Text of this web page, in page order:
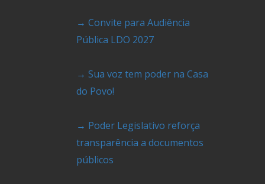
→ Convite para Audiência
Pública LDO 2027
→ Sua voz tem poder na Casa
do Povo!
→ Poder Legislativo reforça
transparência a documentos
públicos